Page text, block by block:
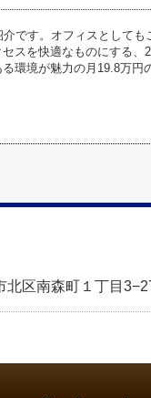
です。オフィスとして
スを快適なものにする
環境が魅力の月19.8万円
北区南森町１丁目